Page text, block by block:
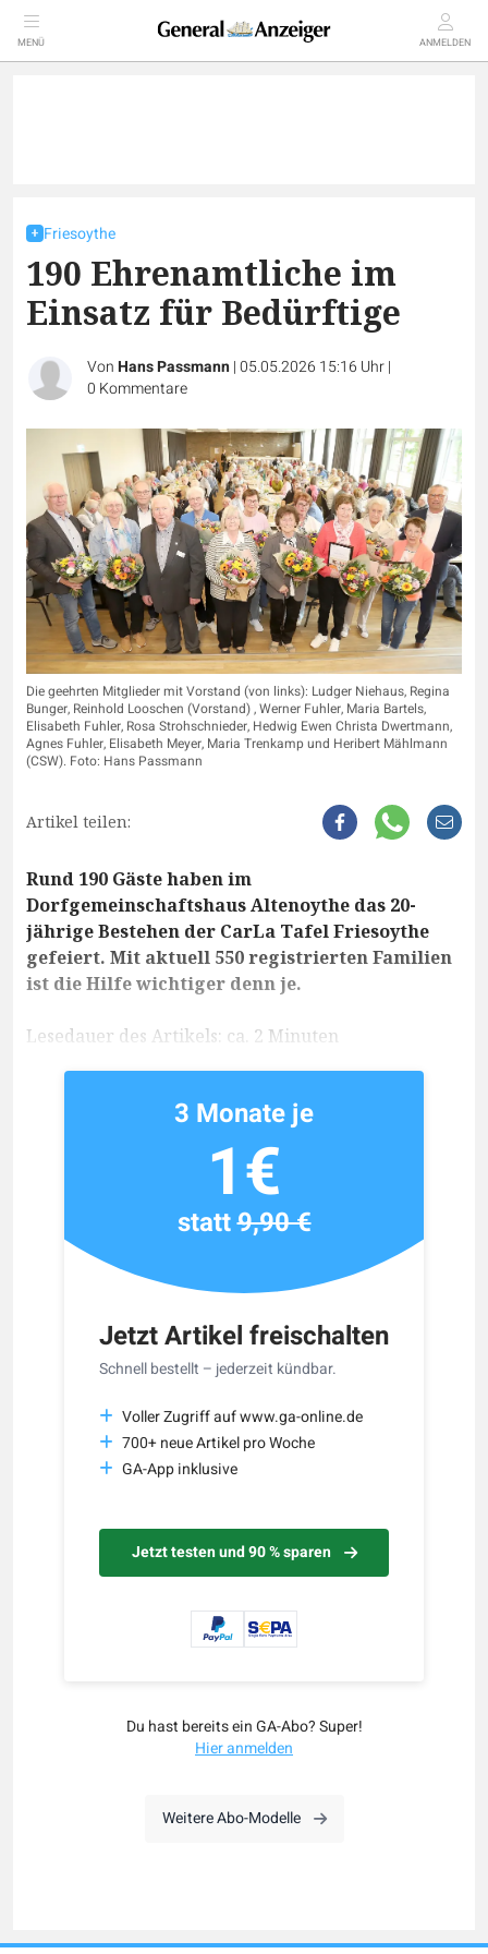
MENÜ ANMELDEN
Friesoythe
190 Ehrenamtliche im
Einsatz für Bedürftige
VonHans Passmann|05.05.2026 15:16 Uhr|
0 Kommentare
Die geehrten Mitglieder mit Vorstand (von links): Ludger Niehaus, Regina
Bunger, Reinhold Looschen (Vorstand) , Werner Fuhler, Maria Bartels,
Elisabeth Fuhler, Rosa Strohschnieder, Hedwig Ewen Christa Dwertmann,
Agnes Fuhler, Elisabeth Meyer, Maria Trenkamp und Heribert Mählmann
(CSW). Foto: Hans Passmann
Artikel teilen:
Rund 190 Gäste haben im
Dorfgemeinschaftshaus Altenoythe das 20-
jährige Bestehen der CarLa Tafel Friesoythe
gefeiert. Mit aktuell 550 registrierten Familien
ist die Hilfe wichtiger denn je.
Lesedauer des Artikels: ca. 2 Minuten
Jetzt Artikel freischalten
Schnell bestellt – jederzeit kündbar.
Voller Zugriff auf www.ga-online.de
700+ neue Artikel pro Woche
GA-App inklusive
Jetzt testen und 90 % sparen
3 Monate je
1€
statt9,90 €
Du hast bereits ein GA-Abo? Super!
Hier anmelden
Weitere Abo-Modelle